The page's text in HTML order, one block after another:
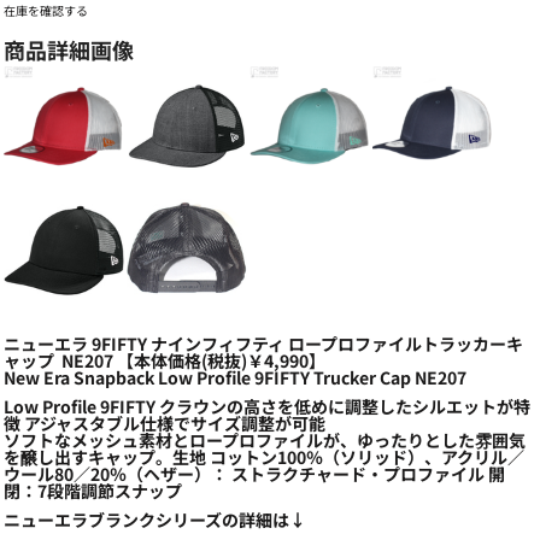
在庫を確認する
商品詳細画像
ニューエラ 9FIFTY ナインフィフティ ロープロファイルトラッカーキ
ャップ NE207 【本体価格(税抜)￥4,990】
New Era Snapback Low Profile 9FIFTY Trucker Cap NE207
Low Profile 9FIFTY クラウンの高さを低めに調整したシルエットが特
徴 アジャスタブル仕様でサイズ調整が可能
ソフトなメッシュ素材とロープロファイルが、ゆったりとした雰囲気
を醸し出すキャップ。生地 コットン100％（ソリッド）、アクリル／
ウール80／20％（ヘザー）： ストラクチャード・プロファイル 開
閉：7段階調節スナップ
ニューエラブランクシリーズの詳細は↓